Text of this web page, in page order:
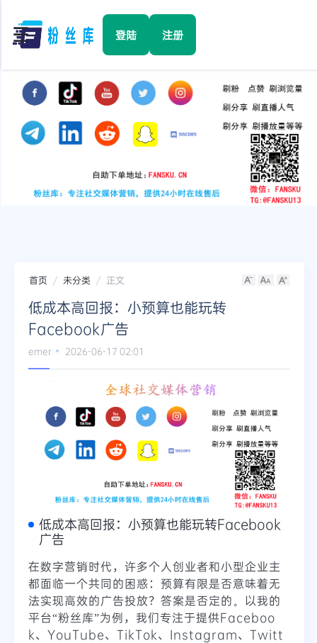
☰ 登陆 注册
Facebook
TikTok
YouTube
首页 未分类 正文
低成本高回报：小预算也能玩转
Facebook广告
emer 2026-06-17 02:01
低成本高回报：小预算也能玩转Facebook
广告
在数字营销时代，许多个人创业者和小型企业主
都面临一个共同的困惑：预算有限是否意味着无
法实现高效的广告投放？答案是否定的。以我的
平台“粉丝库”为例，我们专注于提供Faceboo
k、YouTube、TikTok、Instagram、Twitt